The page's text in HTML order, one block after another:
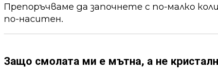
Препоръчваме да започнете с по-малко
по-наситен.
Защо смолата ми е мътна, а не